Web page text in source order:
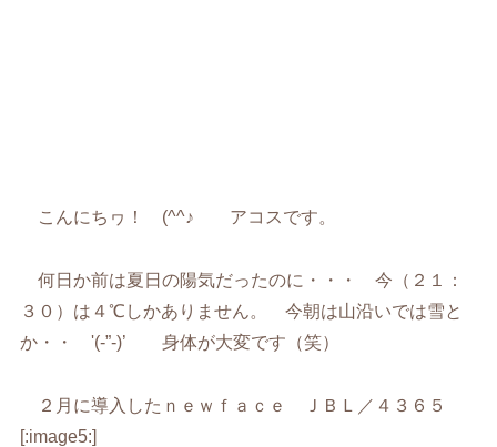
こんにちヮ！ (^^♪ アコスです。
何日か前は夏日の陽気だったのに・・・ 今（２１：
３０）は４℃しかありません。 今朝は山沿いでは雪と
か・・ '(-”-)’ 身体が大変です（笑）
２月に導入したｎｅｗｆａｃｅ ＪＢＬ／４３６５
[:image5:]